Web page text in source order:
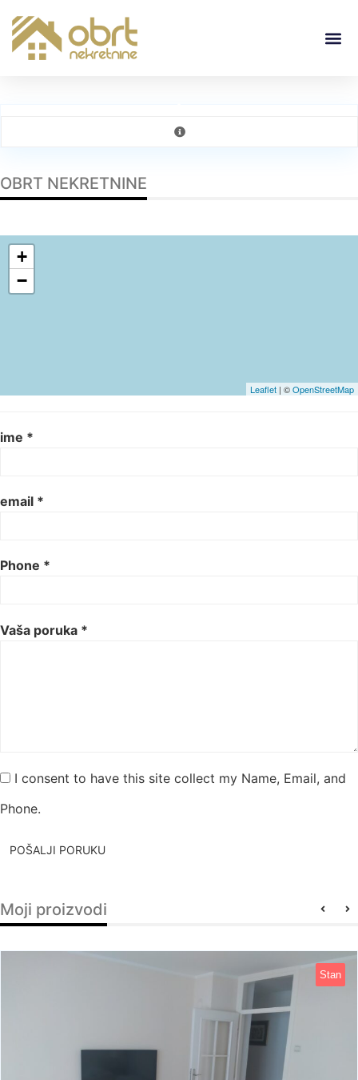
OBRT NEKRETNINE
+
−
Leaflet | ©OpenStreetMap
ime *
email *
Phone *
Vaša poruka *
I consent to have this site collect my Name, Email, and
Phone.
POŠALJI PORUKU
Moji proizvodi
Stan